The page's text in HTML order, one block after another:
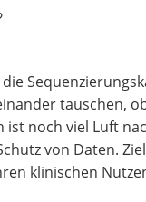
tauschen,
noch viel Luft
von Daten.
klinischen